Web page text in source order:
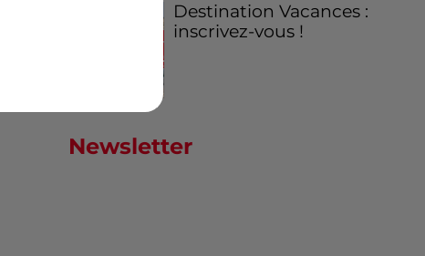
Destination Vacances :
inscrivez-vous !
Newsletter